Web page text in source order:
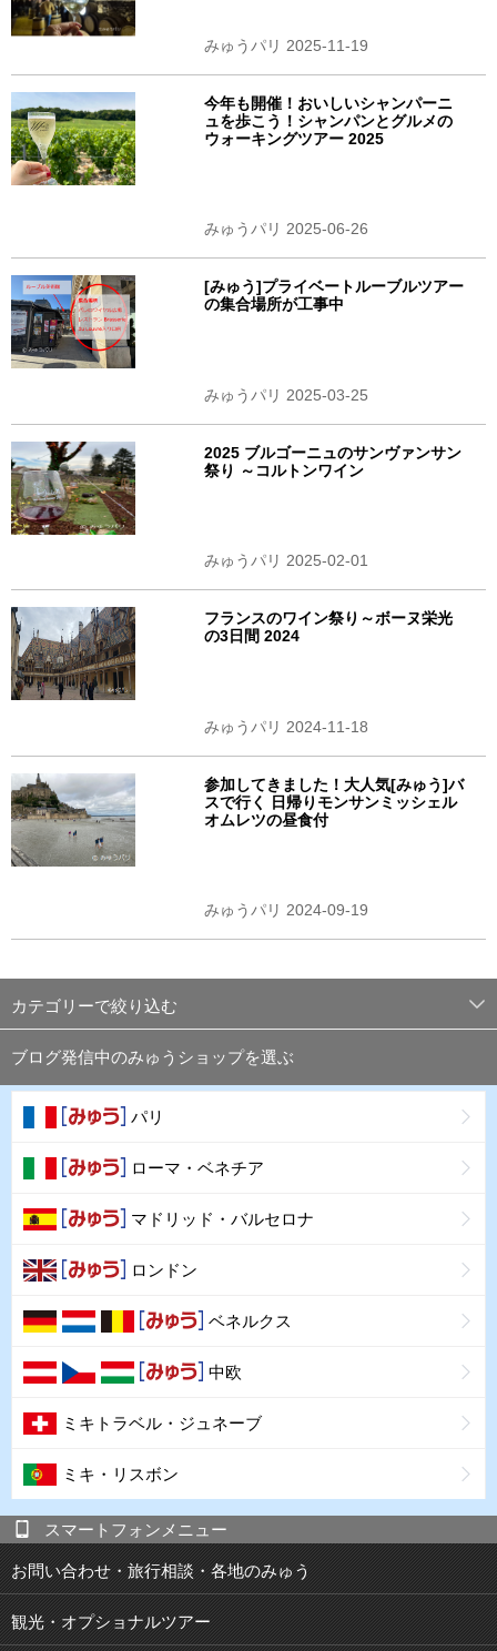
みゅうパリ 2025-11-19
今年も開催！おいしいシャンパーニ
ュを歩こう！シャンパンとグルメの
ウォーキングツアー 2025
みゅうパリ 2025-06-26
[みゅう]プライベートルーブルツアー
の集合場所が工事中
みゅうパリ 2025-03-25
2025 ブルゴーニュのサンヴァンサン
祭り ～コルトンワイン
みゅうパリ 2025-02-01
フランスのワイン祭り～ボーヌ栄光
の3日間 2024
みゅうパリ 2024-11-18
参加してきました！大人気[みゅう]バ
スで行く 日帰りモンサンミッシェル
オムレツの昼食付
みゅうパリ 2024-09-19
カテゴリーで絞り込む
ブログ発信中のみゅうショップを選ぶ
パリ
ローマ・ベネチア
マドリッド・バルセロナ
ロンドン
ベネルクス
中欧
ミキトラベル・ジュネーブ
ミキ・リスボン
スマートフォンメニュー
お問い合わせ・旅行相談・各地のみゅう
観光・オプショナルツアー